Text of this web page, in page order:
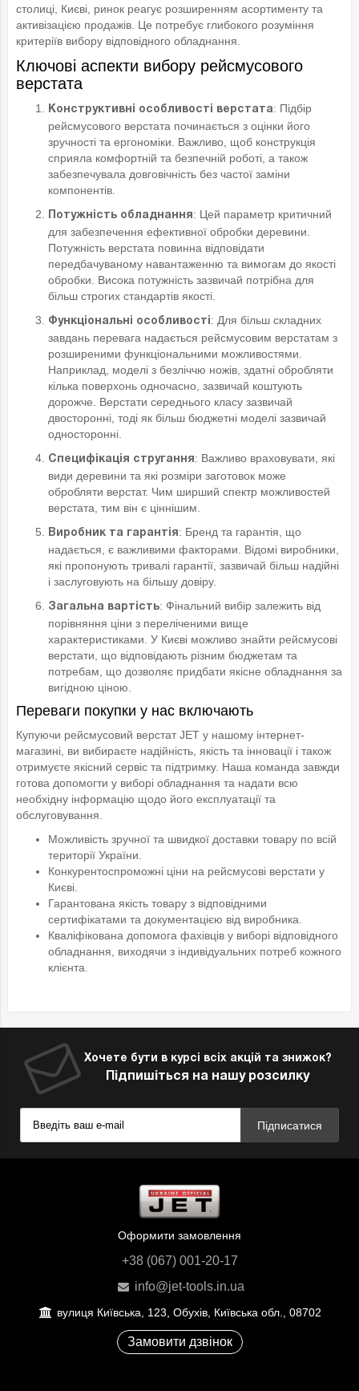
столиці, Києві, ринок реагує розширенням асортименту та
активізацією продажів. Це потребує глибокого розуміння
критеріїв вибору відповідного обладнання.
Ключові аспекти вибору рейсмусового
верстата
Конструктивні особливості верстата: Підбір
рейсмусового верстата починається з оцінки його
зручності та ергономіки. Важливо, щоб конструкція
сприяла комфортній та безпечній роботі, а також
забезпечувала довговічність без частої заміни
компонентів.
Потужність обладнання: Цей параметр критичний
для забезпечення ефективної обробки деревини.
Потужність верстата повинна відповідати
передбачуваному навантаженню та вимогам до якості
обробки. Висока потужність зазвичай потрібна для
більш строгих стандартів якості.
Функціональні особливості: Для більш складних
завдань перевага надається рейсмусовим верстатам з
розширеними функціональними можливостями.
Наприклад, моделі з безліччю ножів, здатні обробляти
кілька поверхонь одночасно, зазвичай коштують
дорожче. Верстати середнього класу зазвичай
двосторонні, тоді як більш бюджетні моделі зазвичай
односторонні.
Специфікація стругання: Важливо враховувати, які
види деревини та які розміри заготовок може
обробляти верстат. Чим ширший спектр можливостей
верстата, тим він є ціннішим.
Виробник та гарантія: Бренд та гарантія, що
надається, є важливими факторами. Відомі виробники,
які пропонують тривалі гарантії, зазвичай більш надійні
і заслуговують на більшу довіру.
Загальна вартість: Фінальний вибір залежить від
порівняння ціни з переліченими вище
характеристиками. У Києві можливо знайти рейсмусові
верстати, що відповідають різним бюджетам та
потребам, що дозволяє придбати якісне обладнання за
вигідною ціною.
Переваги покупки у нас включають
Купуючи рейсмусовий верстат JET у нашому інтернет-
магазині, ви вибираєте надійність, якість та інновації і також
отримуєте якісний сервіс та підтримку. Наша команда завжди
готова допомогти у виборі обладнання та надати всю
необхідну інформацію щодо його експлуатації та
обслуговування.
Можливість зручної та швидкої доставки товару по всій
території України.
Конкурентоспроможні ціни на рейсмусові верстати у
Києві.
Гарантована якість товару з відповідними
сертифікатами та документацією від виробника.
Кваліфікована допомога фахівців у виборі відповідного
обладнання, виходячи з індивідуальних потреб кожного
клієнта.
Хочете бути в курсі всіх акцій та знижок?
Підпишіться на нашу розсилку
Підписатися
Оформити замовлення
+38 (067) 001-20-17
info@jet-tools.in.ua
вулиця Київська, 123, Обухів, Київська обл., 08702
Замовити дзвінок